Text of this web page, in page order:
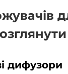
дифузори